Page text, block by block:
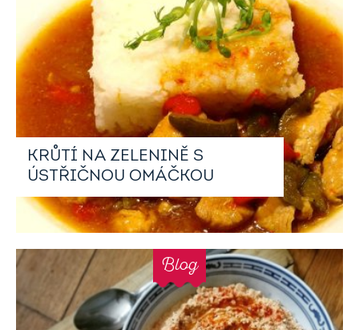
KRŮTÍ NA ZELENINĚ S
ÚSTŘIČNOU OMÁČKOU
Blog